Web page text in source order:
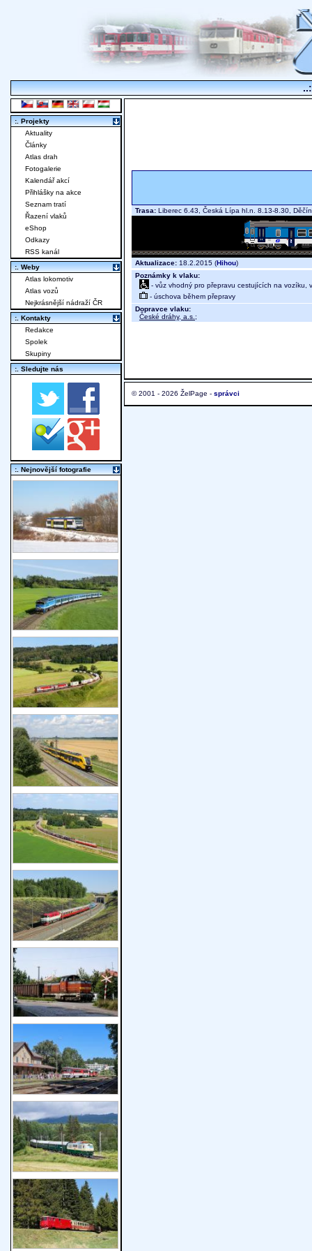
Trasa: Liberec 6.43, Česká Lípa hl.n. 8.13-8.30,
Aktualizace: 18.2.2015 (Hihou)
Poznámky k vlaku:
- vůz vhodný pro přepravu cestujících na vozíku,
- úschova během přepravy
Dopravce vlaku:
České dráhy, a.s. ;
© 2001 - 2026 ŽelPage - správci
:. Projekty
Aktuality
Články
Atlas drah
Fotogalerie
Kalendář akcí
Přihlášky na akce
Seznam tratí
Řazení vlaků
eShop
Odkazy
RSS kanál
:. Weby
Atlas lokomotiv
Atlas vozů
Nejkrásnější nádraží ČR
:. Kontakty
Redakce
Spolek
Skupiny
:. Sledujte nás
:. Nejnovější fotografie